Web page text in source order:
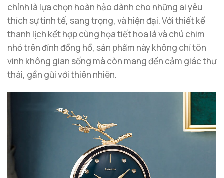
chính là lựa chọn hoàn hảo dành cho những ai yêu
thích sự tinh tế, sang trọng, và hiện đại. Với thiết kế
thanh lịch kết hợp cùng họa tiết hoa lá và chú chim
nhỏ trên đỉnh đồng hồ, sản phẩm này không chỉ tôn
vinh không gian sống mà còn mang đến cảm giác thư
thái, gần gũi với thiên nhiên.